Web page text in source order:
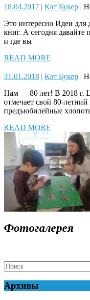
18.04.201718.04.2017
| Кот БукерКот
|
Это интересно Идеи для
книг. А сегодня
и где вы
READ MORE
31.01.201831.01.2018
| Кот БукерКот
|
Нам — 80 лет! В 2018 г.
отмечает свой 80-
предъюбилейные
READ MORE
MORE
Фотогалерея
Search
for:
Архивы